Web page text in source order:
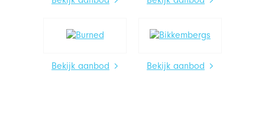
Bekijk aanbod Bekijk aanbod